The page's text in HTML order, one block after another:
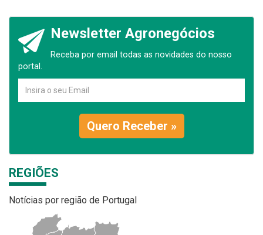
Newsletter Agronegócios
Receba por email todas as novidades do nosso
portal.
Quero Receber »
REGIÕES
Notícias por região de Portugal